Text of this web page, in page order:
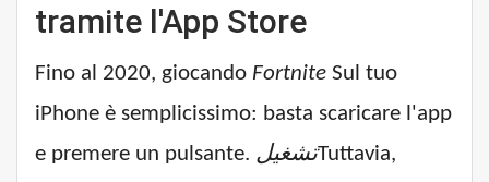
tramite l'App Store
Fino al 2020, giocando Fortnite Sul tuo
iPhone è semplicissimo: basta scaricare l'app
e premere un pulsante. تشغيلTuttavia,